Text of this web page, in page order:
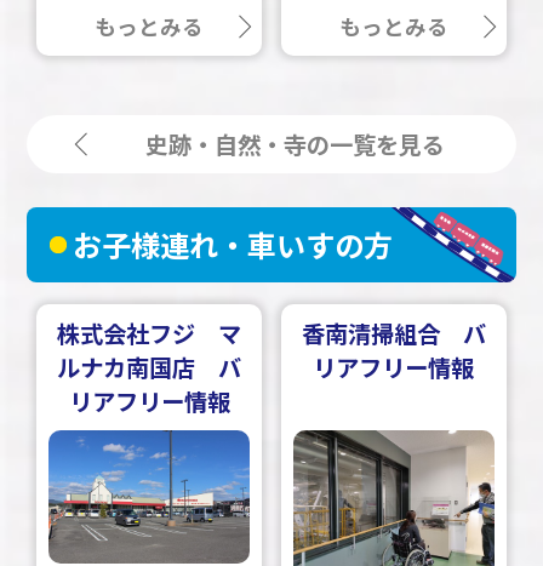
もっとみる もっとみる
史跡・自然・寺の一覧を見る
お子様連れ・車いすの方
株式会社フジ マ
ルナカ南国店 バ
リアフリー情報
香南清掃組合 バ
リアフリー情報